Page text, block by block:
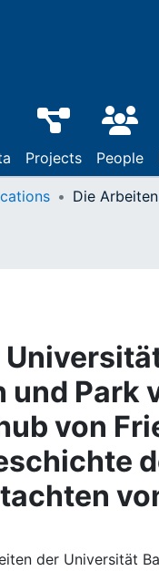
Projects People
Park
von
der Universität